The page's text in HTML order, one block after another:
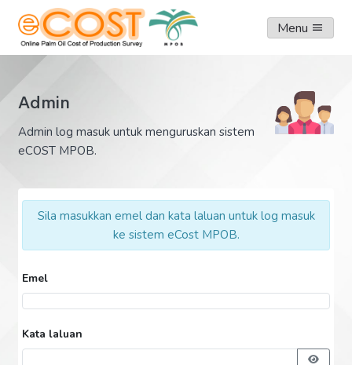
Menu
Admin
Admin log masuk untuk menguruskan sistem
eCOST MPOB.
Sila masukkan emel dan kata laluan untuk log masuk
ke sistem eCost MPOB.
Emel
Kata laluan